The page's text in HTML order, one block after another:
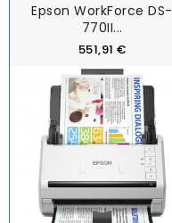
Epson WorkForce DS-
770II...
551,91 €